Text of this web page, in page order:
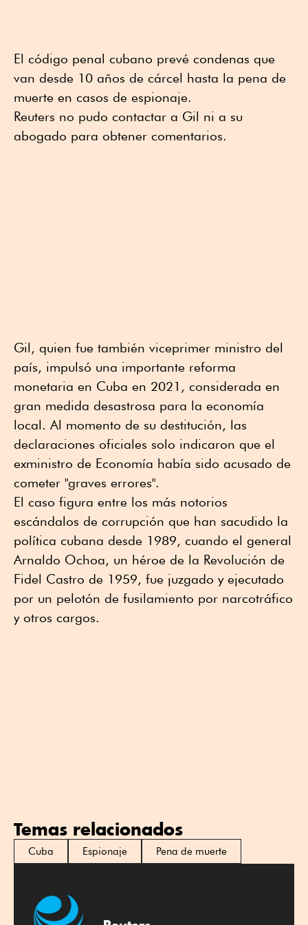
El código penal cubano prevé condenas que
van desde 10 años de cárcel hasta la pena de
muerte en casos de espionaje.
Reuters no pudo contactar a Gil ni a su
abogado para obtener comentarios.
Gil, quien fue también viceprimer ministro del
país, impulsó una importante reforma
monetaria en Cuba en 2021, considerada en
gran medida desastrosa para la economía
local. Al momento de su destitución, las
declaraciones oficiales solo indicaron que el
exministro de Economía había sido acusado de
cometer "graves errores".
El caso figura entre los más notorios
escándalos de corrupción que han sacudido la
política cubana desde 1989, cuando el general
Arnaldo Ochoa, un héroe de la Revolución de
Fidel Castro de 1959, fue juzgado y ejecutado
por un pelotón de fusilamiento por narcotráfico
y otros cargos.
Temas relacionados
Cuba Espionaje Pena de muerte